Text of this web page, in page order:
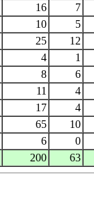
16
7
10
5
25
12
4
1
8
6
11
4
17
4
65
10
6
0
200 63